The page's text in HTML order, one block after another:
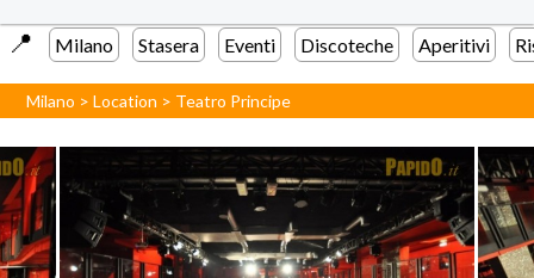
📍️ Milano Stasera Eventi Discoteche Aperitivi
Milano >Location > Teatro Principe